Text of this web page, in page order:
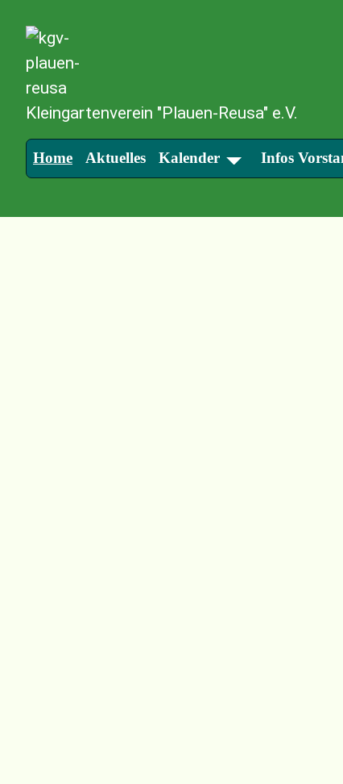
SKIP TO MAIN CONTENT
Kleingartenverein "Plauen-Reusa" e.V.
Home Aktuelles Kalender Infos